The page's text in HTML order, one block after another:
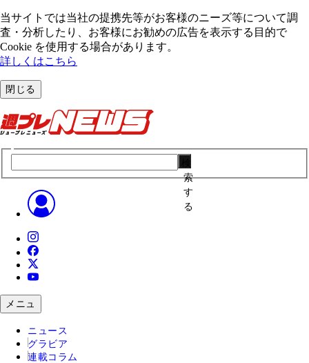
当サイトでは当社の提携先等がお客様のニーズ等について調
査・分析したり、お客様にお勧めの広告を表⽰する⽬的で
Cookie を使⽤する場合があります。
詳しくはこちら
閉じる
索
す
る
メニュ
ニュース
グラビア
連載コラム